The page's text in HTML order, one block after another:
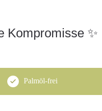
Kompromisse ✨
Palmöl-frei